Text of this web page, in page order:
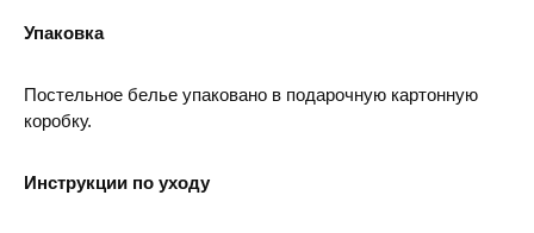
Упаковка
Постельное белье упаковано в подарочную картонную
коробку.
Инструкции по уходу